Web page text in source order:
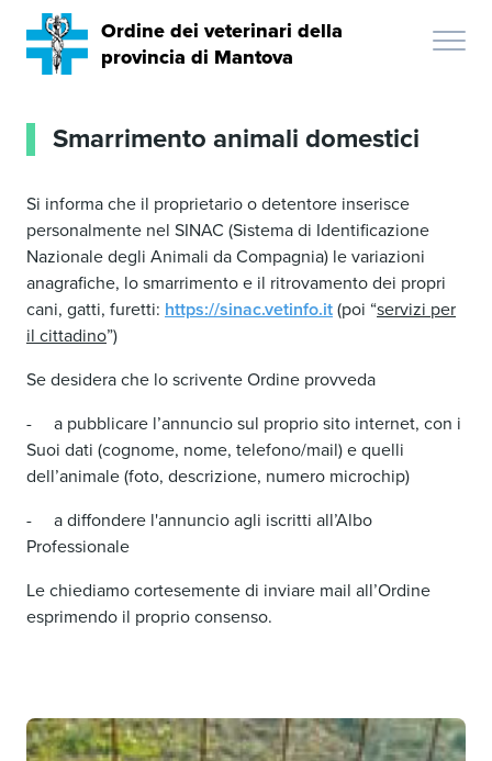
Ordine dei veterinari della
provincia di Mantova
Smarrimento animali domestici
Si informa che il proprietario o detentore inserisce
personalmente nel SINAC (Sistema di Identificazione
Nazionale degli Animali da Compagnia) le variazioni
anagrafiche, lo smarrimento e il ritrovamento dei propri
cani, gatti, furetti: https://sinac.vetinfo.it (poi “servizi per
il cittadino”)
Se desidera che lo scrivente Ordine provveda
- a pubblicare l’annuncio sul proprio sito internet, con i
Suoi dati (cognome, nome, telefono/mail) e quelli
dell’animale (foto, descrizione, numero microchip)
- a diffondere l'annuncio agli iscritti all’Albo
Professionale
Le chiediamo cortesemente di inviare mail all’Ordine
esprimendo il proprio consenso.